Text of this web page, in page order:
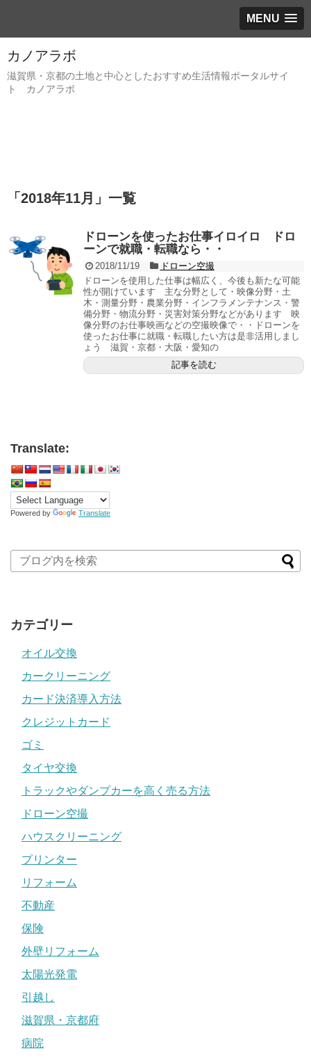
MENU
カノアラボ
滋賀県・京都の土地と中心としたおすすめ生活情報ポータルサイ
ト カノアラボ
「 2018年11月 」 一覧
ドローンを使ったお仕事イロイロ ドロ
ーンで就職・転職なら・・
2018/11/19
ドローン空撮
ドローンを使用した仕事は幅広く、今後も新たな可能
性が開けています 主な分野として・映像分野・土
木・測量分野・農業分野・インフラメンテナンス・警
備分野・物流分野・災害対策分野などがあります 映
像分野のお仕事映画などの空撮映像で・・ドローンを
使ったお仕事に就職・転職したい方は是非活用しまし
ょう 滋賀・京都・大阪・愛知の
記事を読む
Translate:
Powered by Translate
カテゴリー
オイル交換
カークリーニング
カード決済導入方法
クレジットカード
ゴミ
タイヤ交換
トラックやダンプカーを高く売る方法
ドローン空撮
ハウスクリーニング
プリンター
リフォーム
不動産
保険
外壁リフォーム
太陽光発電
引越し
滋賀県・京都府
病院